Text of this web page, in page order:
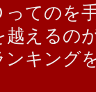
ってのを
えるの
ンキング